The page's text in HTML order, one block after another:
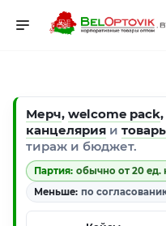
Мерч, welcome pack,
канцелярия и
тираж и бюджет.
Партия: обычно от 20 ед.
Меньше: по